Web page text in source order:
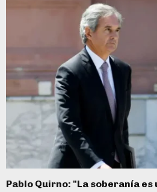
Pablo Quirno: "La soberanía